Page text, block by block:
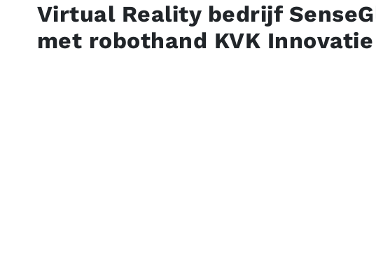
Virtual Reality bedrijf
met robothand KVK Innovatie